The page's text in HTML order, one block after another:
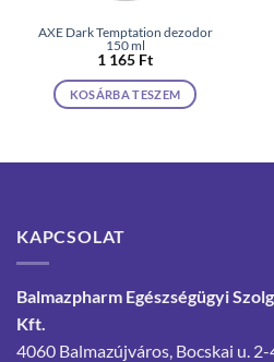
AXE Dark Temptation dezodor
150 ml
1 165 Ft
KOSÁRBA TESZEM
KAPCSOLAT
Balmazpharm Egészségügyi
Kft.
4060 Balmazújváros, Bocskai u. 2-